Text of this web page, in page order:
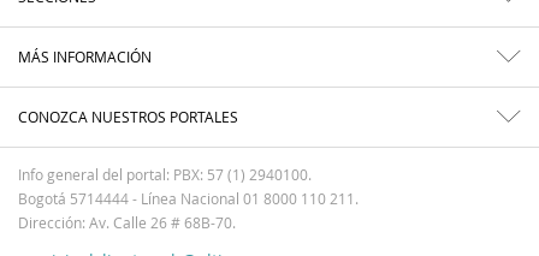
MÁS INFORMACIÓN
CONOZCA NUESTROS PORTALES
Info general del portal: PBX: 57 (1) 2940100.
Bogotá 5714444 - Línea Nacional 01 8000 110 211.
Dirección: Av. Calle 26 # 68B-70.